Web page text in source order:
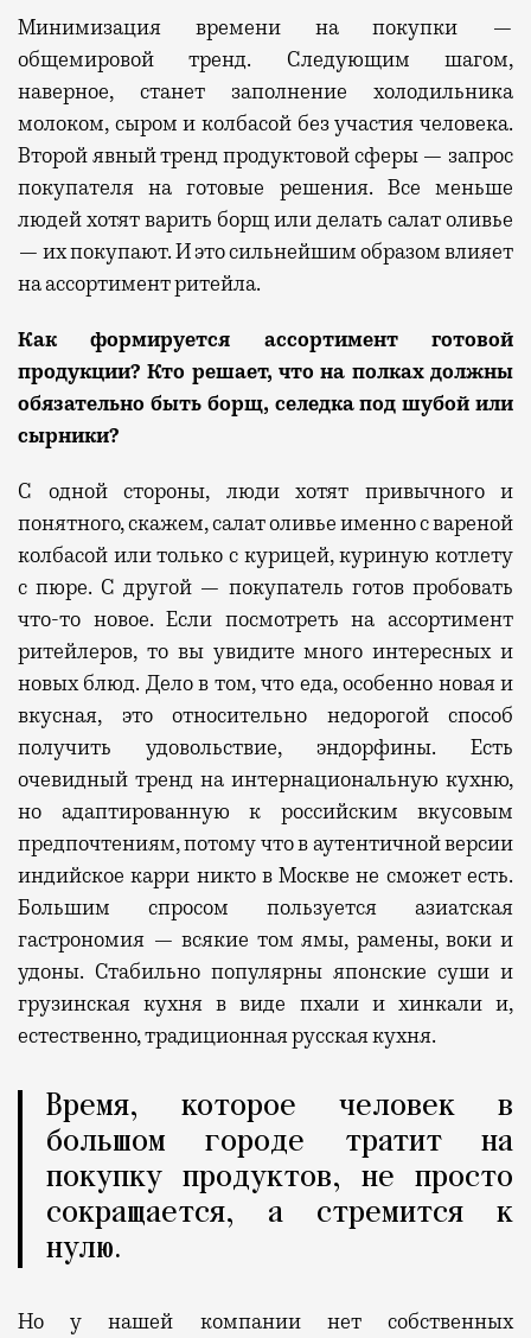
Минимизация времени на покупки —
общемировой тренд. Следующим шагом,
наверное, станет заполнение холодильника
молоком, сыром и колбасой без участия человека.
Второй явный тренд продуктовой сферы — запрос
покупателя на готовые решения. Все меньше
людей хотят варить борщ или делать салат оливье
— ихпокупают. И это сильнейшим образом влияет
на ассортимент ритейла.
Как формируется ассортимент готовой
продукции? Кто решает, что на полках должны
обязательно быть борщ, селедка под шубой или
сырники?
С одной стороны, люди хотят привычного и
понятного, скажем,салатоливье именно с вареной
колбасой или только с курицей, куриную котлету
с пюре. С другой — покупатель готов пробовать
что-то новое. Если посмотреть на ассортимент
ритейлеров, то вы увидите много интересных и
новых блюд. Дело в том, что еда, особенно новая и
вкусная, это относительно недорогой способ
получить удовольствие, эндорфины. Есть
очевидный тренд на интернациональную кухню,
но адаптированную к российским вкусовым
предпочтениям, потому что в аутентичной версии
индийское карри никто в Москве не сможет есть.
Большим спросом пользуется азиатская
гастрономия — всякие том ямы, рамены, воки и
удоны. Стабильно популярны японские суши и
грузинская кухня в виде пхали и хинкали и,
естественно, традиционная русская кухня.
Время, которое человек в
большом городе тратит на
покупку продуктов, не просто
сокращается, а стремится к
нулю.
Но у нашей компании нет собственных